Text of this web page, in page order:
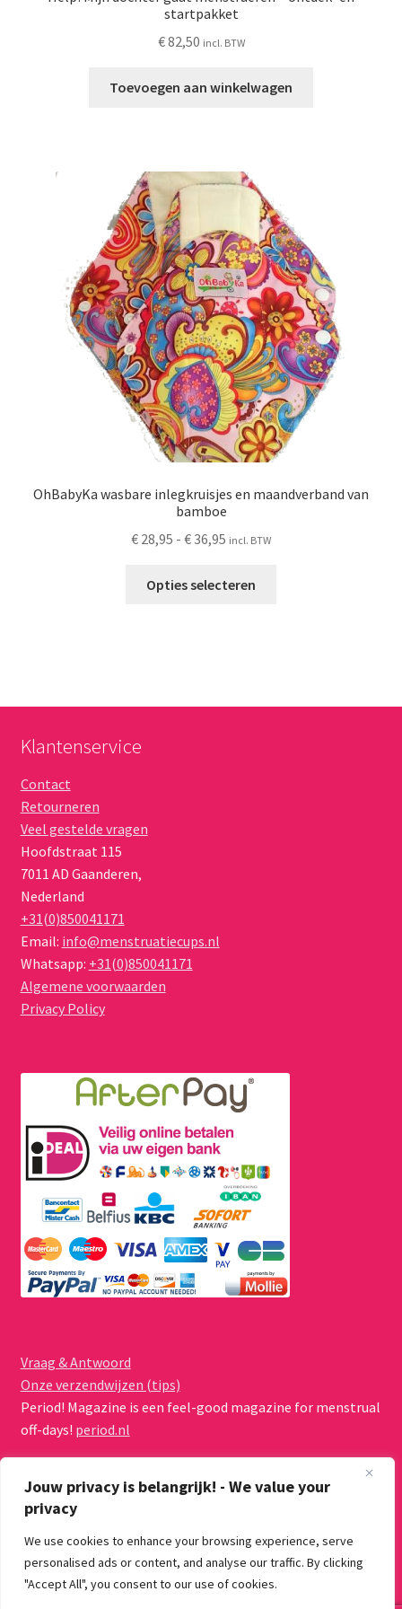
Jouw privacy is belangrijk! - We value your
privacy
We use cookies to enhance your browsing experience, serve
personalised ads or content, and analyse our traffic. By clicking
"Accept All", you consent to our use of cookies.
startpakket
€82,50 incl. BTW
Toevoegen aan winkelwagen
OhBabyKa wasbare inlegkruisjes en maandverband van
bamboe
€ 28,95 - €36,95 Prijsklasse:
tot
incl. BTW
Opties selecteren
optie
Klantenservice
Contact
Retourneren
Veel gestelde vragen
Hoofdstraat 115
7011 AD Gaanderen,
Nederland
+31(0)850041171
Email: info@menstruatiecups.nl
Whatsapp: +31(0)850041171
Algemene voorwaarden
Privacy Policy
Vraag & Antwoord
Onze verzendwijzen (tips)
Period! Magazine is een feel-good magazine for menstrual
off-days! period.nl
© Menstruatiecups.nl 2026
Algemene voorwaarden
Gebouwd met WooCommerce.